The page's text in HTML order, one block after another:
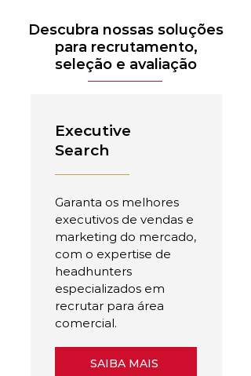
Descubra nossas soluções
para recrutamento,
seleção e avaliação
Executive
Search
Garanta os melhores
executivos de vendas e
marketing do mercado,
com o expertise de
headhunters
especializados em
recrutar para área
comercial.
SAIBA MAIS